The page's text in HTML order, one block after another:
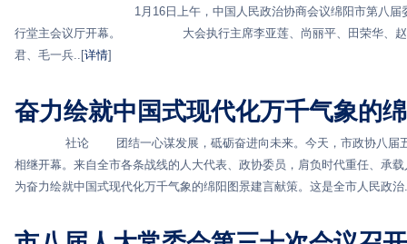
1月16日上午，中国人民政治协商会议绵阳市第八届委员
行堂主会议厅开幕。 大会执行主席李亚莲、尚丽平、田荣华、赵
君、毛一兵..[详情]
奋力绘就中国式现代化万千气象的
社论 团结一心谋发展，砥砺奋进向未来。今天，市政协八届五
相继开幕。来自全市各条战线的人大代表、政协委员，肩负时代重任、承
为奋力绘就中国式现代化万千气象的绵阳图景建言献策。这是全市人民政